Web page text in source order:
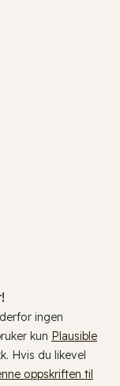
ingen
kun Plausible
Hvis du likevel
oppskriften til